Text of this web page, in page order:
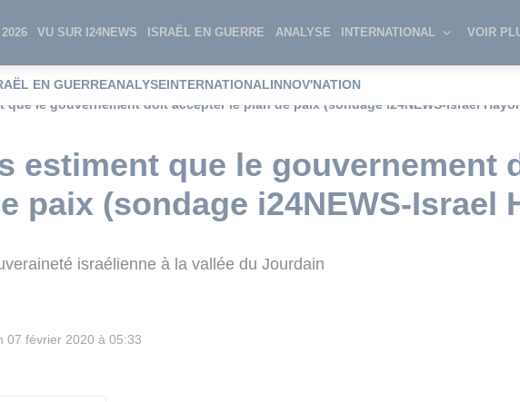
VU SUR I24NEWS ISRAËL EN GUERRE ANALYSE INTERNATIONAL VOIR
EN GUERREANALYSEINTERNATIONALINNOV'NATION
que le gouvernement doit accepter le plan de paix (sondage i24NEWS-Israel
estiment que le gouvernement
paix (sondage i24NEWS-Israel
israélienne à la vallée du Jourdain
07 février 2020 à 05:33